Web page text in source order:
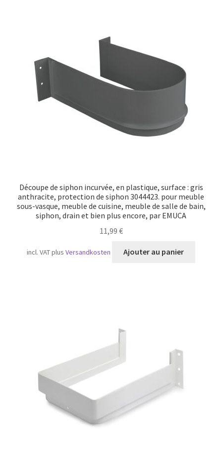
Découpe de siphon incurvée, en plastique, surface : gris
anthracite, protection de siphon 3044423. pour meuble
sous-vasque, meuble de cuisine, meuble de salle de bain,
siphon, drain et bien plus encore, par EMUCA
11,99 €
incl. VATplusVersandkosten Ajouter au panier